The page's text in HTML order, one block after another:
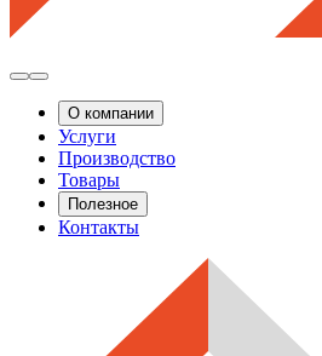
О компании
Услуги
Производство
Товары
Полезное
Контакты